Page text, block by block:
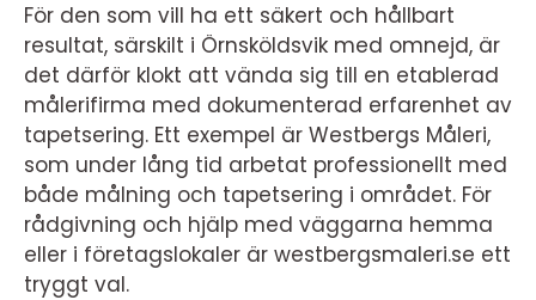
För den som vill ha ett säkert och hållbart
resultat, särskilt i Örnsköldsvik med omnejd, är
det därför klokt att vända sig till en etablerad
målerifirma med dokumenterad erfarenhet av
tapetsering. Ett exempel är Westbergs Måleri,
som under lång tid arbetat professionellt med
både målning och tapetsering i området. För
rådgivning och hjälp med väggarna hemma
eller i företagslokaler är westbergsmaleri.se ett
tryggt val.